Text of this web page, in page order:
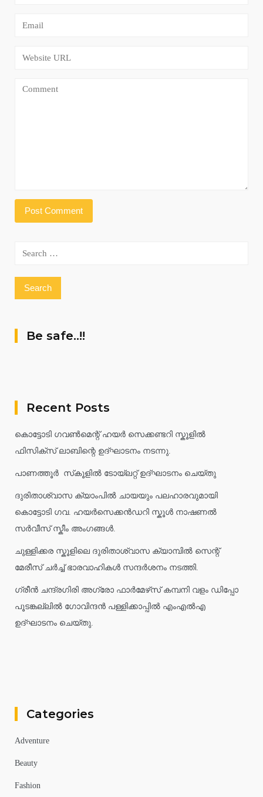
Search
Be safe..!!
Recent Posts
കൊട്ടോടി ഗവൺമെന്റ് ഹയർ സെക്കണ്ടറി സ്കൂളിൽ
ഫിസിക്സ് ലാബിന്റെ ഉദ്ഘാടനം നടന്നു.
പാണത്തൂർ സ്‌കൂളിൽ ടോയ്ലറ്റ് ഉദ്ഘാടനം ചെയ്തു
ദുരിതാശ്വാസ ക്യാംപിൽ ചായയും പലഹാരവുമായി
കൊട്ടോടി ഗവ. ഹയർസെക്കൻഡറി സ്കൂൾ നാഷണൽ
സർവീസ് സ്കീം അംഗങ്ങൾ.
ചുള്ളിക്കര സ്കൂളിലെ ദുരിതാശ്വാസ ക്യാമ്പിൽ സെന്റ്
മേരീസ് ചർച്ച് ഭാരവാഹികൾ സന്ദർശനം നടത്തി.
ഗ്രീൻ ചന്ദ്രഗിരി അഗ്രോ ഫാർമേഴ്‌സ് കമ്പനി വളം ഡിപ്പോ
പൂടങ്കല്ലിൽ ഗോവിന്ദൻ പള്ളിക്കാപ്പിൽ എംഎൽഎ
ഉദ്ഘാടനം ചെയ്തു.
Categories
Adventure
Beauty
Fashion